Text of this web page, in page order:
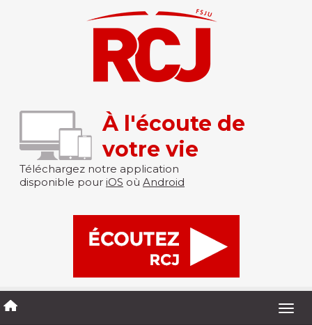
À l'écoute de
votre vie
Téléchargez notre application
disponible pour iOS où Android